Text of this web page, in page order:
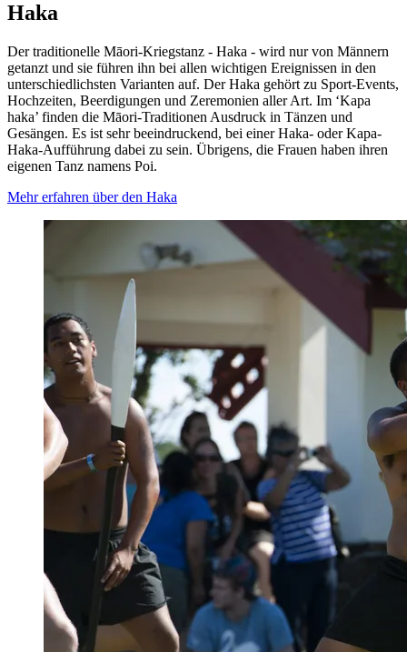
Haka
Der traditionelle Māori-Kriegstanz - Haka - wird nur von Männern
getanzt und sie führen ihn bei allen wichtigen Ereignissen in den
unterschiedlichsten Varianten auf. Der Haka gehört zu Sport-Events,
Hochzeiten, Beerdigungen und Zeremonien aller Art. Im ‘Kapa
haka’ finden die Māori-Traditionen Ausdruck in Tänzen und
Gesängen. Es ist sehr beeindruckend, bei einer Haka- oder Kapa-
Haka-Aufführung dabei zu sein. Übrigens, die Frauen haben ihren
eigenen Tanz namens Poi.
Mehr erfahren über den Haka